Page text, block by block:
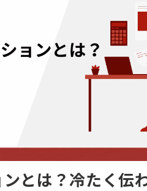
とは？冷たく伝